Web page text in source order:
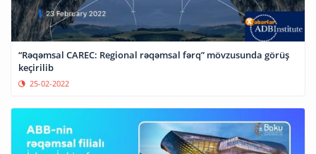
“Rəqəmsal CAREC: Regional rəqəmsal fərq” mövzusunda görüş
keçirilib
25-02-2022